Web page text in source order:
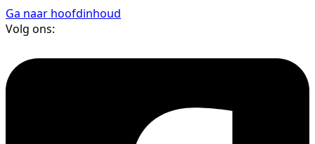
Ga naar hoofdinhoud
Volg ons: